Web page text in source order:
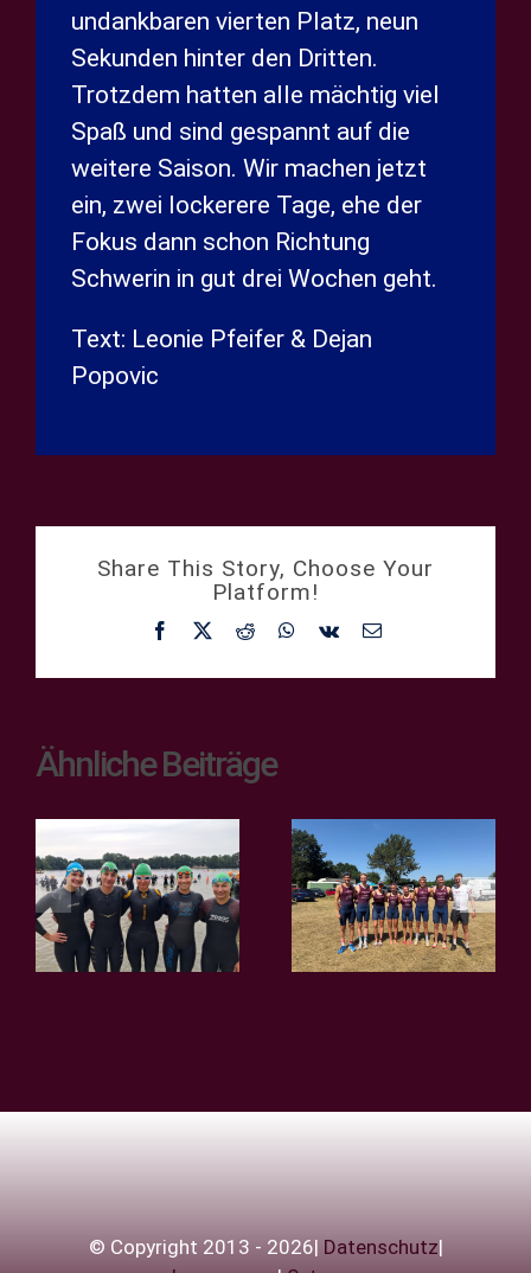
undankbaren vierten Platz, neun
Sekunden hinter den Dritten.
Trotzdem hatten alle mächtig viel
Spaß und sind gespannt auf die
weitere Saison. Wir machen jetzt
ein, zwei lockerere Tage, ehe der
Fokus dann schon Richtung
Schwerin in gut drei Wochen geht.
Text: Leonie Pfeifer & Dejan
Popovic
Share This Story, Choose Your
Platform!
Facebook
X RedditWhatsApp
Vk
E-
Ähnliche Beiträge
2. Bundesliga
– Bergfest in
Verl!
Teamsprint
der
Regionalliga
in Rostock
© Copyright 2013 - 2026| Datenschutz|